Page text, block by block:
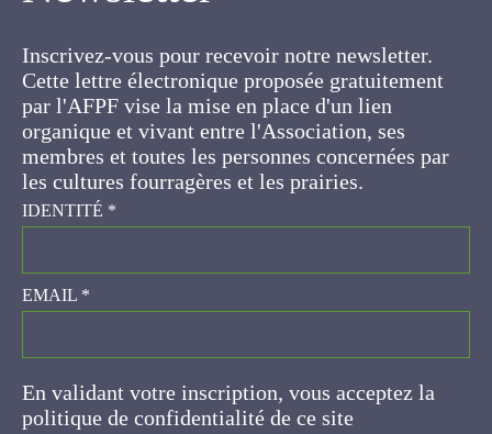
Cette lettre électronique proposée
gratuitement par l'AFPF vise la mise en place
d'un lien organique et vivant entre l'Association,
ses membres et toutes les personnes
concernées par les cultures fourragères et les
prairies.
IDENTITÉ*
EMAIL*
En validant votre inscription, vous acceptez la
politique de confidentialité de ce site